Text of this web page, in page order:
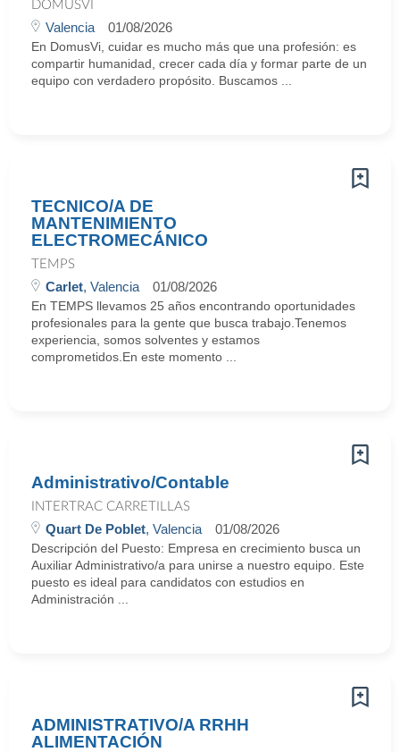
DOMUSVI
Valencia 01/08/2026
En DomusVi, cuidar es mucho más que una profesión: es
compartir humanidad, crecer cada día y formar parte de un
equipo con verdadero propósito. Buscamos ...
TECNICO/A DE
MANTENIMIENTO
ELECTROMECÁNICO
TEMPS
Carlet, Valencia 01/08/2026
En TEMPS llevamos 25 años encontrando oportunidades
profesionales para la gente que busca trabajo.Tenemos
experiencia, somos solventes y estamos
comprometidos.En este momento ...
Administrativo/Contable
INTERTRAC CARRETILLAS
Quart De Poblet, Valencia 01/08/2026
Descripción del Puesto: Empresa en crecimiento busca un
Auxiliar Administrativo/a para unirse a nuestro equipo. Este
puesto es ideal para candidatos con estudios en
Administración ...
ADMINISTRATIVO/A RRHH
ALIMENTACIÓN